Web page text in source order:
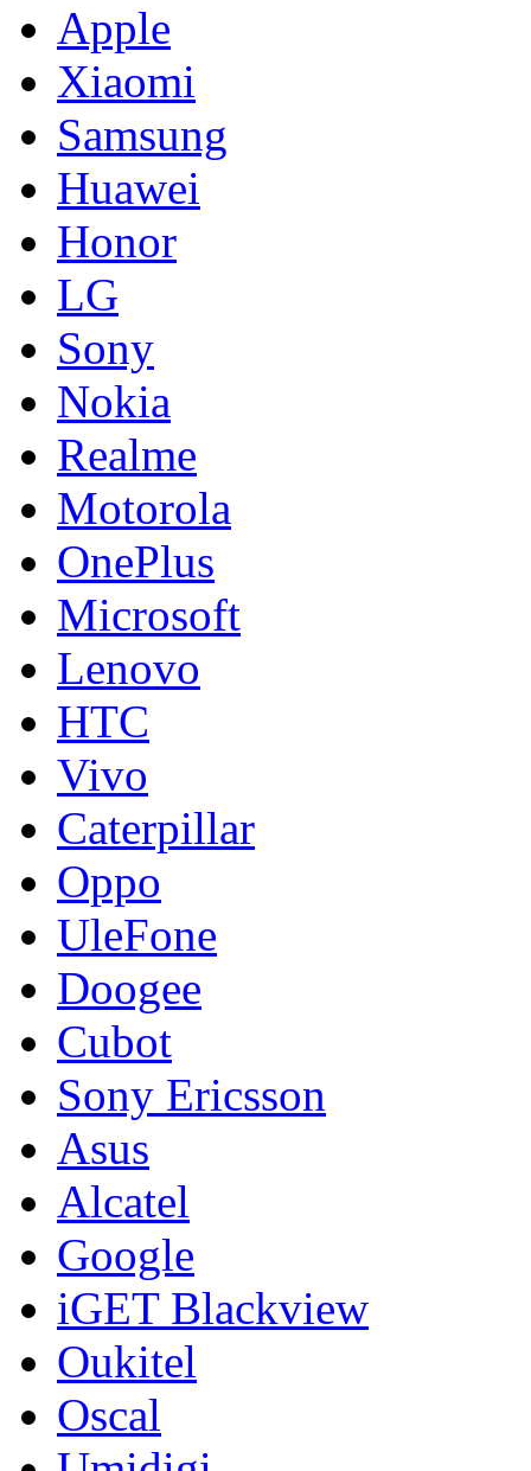
Apple
Xiaomi
Samsung
Huawei
Honor
LG
Sony
Nokia
Realme
Motorola
OnePlus
Microsoft
Lenovo
HTC
Vivo
Caterpillar
Oppo
UleFone
Doogee
Cubot
Sony Ericsson
Asus
Alcatel
Google
iGET Blackview
Oukitel
Oscal